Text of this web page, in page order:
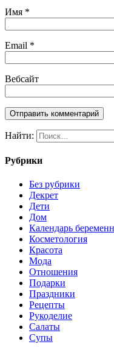
Имя *
Email *
Вебсайт
Найти:
Рубрики
Без рубрики
Декрет
Дети
Дом
Календарь
Косметология
Красота
Мода
Отношения
Подарки
Праздники
Рецепты
Рукоделие
Салаты
Супы